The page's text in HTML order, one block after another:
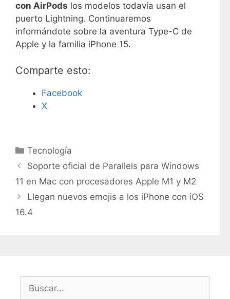
con AirPods los modelos todavía usan el
puerto Lightning. Continuaremos
informándote sobre la aventura Type-C de
Apple y la familia iPhone 15.
Comparte esto:
Facebook
X
C
a
e
g
o
Tecnología
Soporte oficial de Parallels para Windows
11 en Mac con procesadores Apple M1 y M2
Llegan nuevos emojis a los iPhone con iOS
16.4